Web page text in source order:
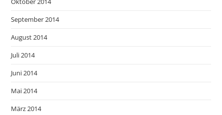
September 2014
August 2014
Juli 2014
Juni 2014
Mai 2014
März 2014